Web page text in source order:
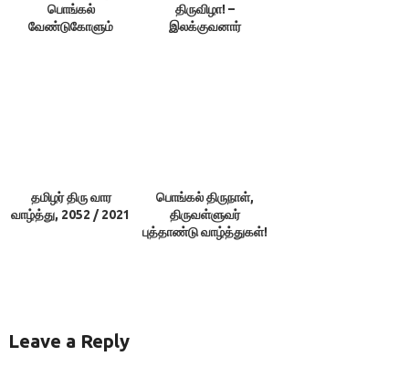
பொங்கல்
வேண்டுகோளும்
திருவிழா! –
இலக்குவனார்
தமிழர் திரு வார
வாழ்த்து, 2052 / 2021
பொங்கல் திருநாள்,
திருவள்ளுவர்
புத்தாண்டு வாழ்த்துகள்!
Leave a Reply